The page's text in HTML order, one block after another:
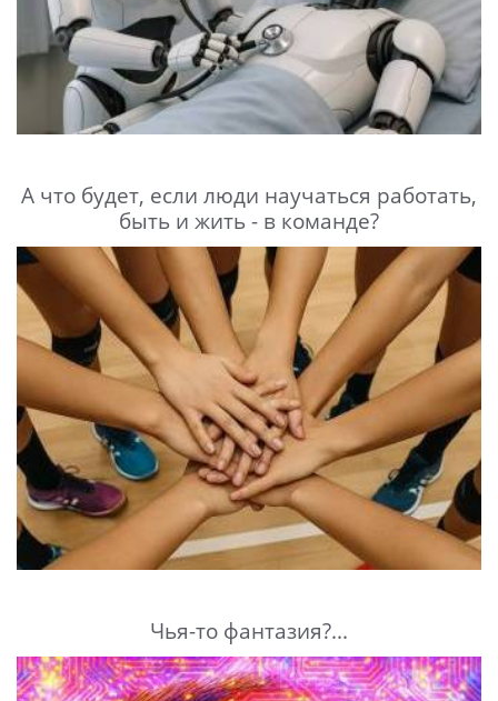
А что будет, если люди научаться работать,
быть и жить - в команде?
Чья-то фантазия?...